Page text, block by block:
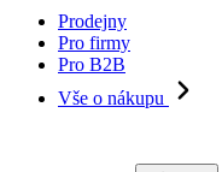
Prodejny
Pro firmy
Pro B2B
Vše o nákupu